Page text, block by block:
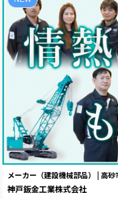
メーカー（建設機械部品） | 高砂
神戸鈑金工業株式会社